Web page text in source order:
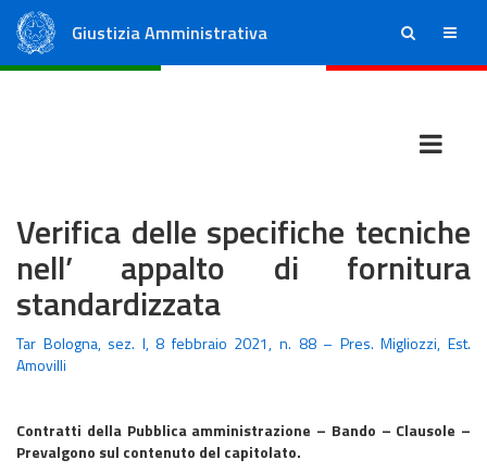
Giustizia Amministrativa ricerca menu
Verifica delle specifiche tecniche
nell’ appalto di fornitura
standardizzata
Tar Bologna, sez. I, 8 febbraio 2021, n. 88 – Pres. Migliozzi, Est.
Amovilli
Contratti della Pubblica amministrazione – Bando – Clausole –
Prevalgono sul contenuto del capitolato.